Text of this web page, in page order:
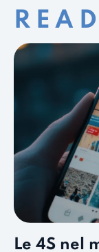
Le 4S nel